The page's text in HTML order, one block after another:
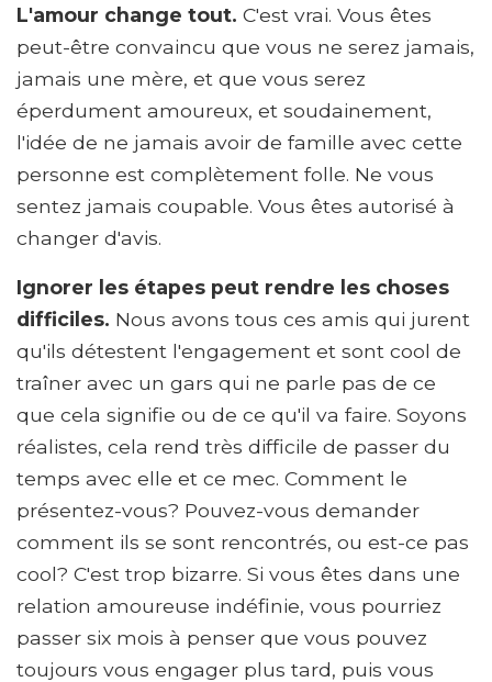
L'amour change tout. C'est vrai. Vous êtes
peut-être convaincu que vous ne serez jamais,
jamais une mère, et que vous serez
éperdument amoureux, et soudainement,
l'idée de ne jamais avoir de famille avec cette
personne est complètement folle. Ne vous
sentez jamais coupable. Vous êtes autorisé à
changer d'avis.
Ignorer les étapes peut rendre les choses
difficiles. Nous avons tous ces amis qui jurent
qu'ils détestent l'engagement et sont cool de
traîner avec un gars qui ne parle pas de ce
que cela signifie ou de ce qu'il va faire. Soyons
réalistes, cela rend très difficile de passer du
temps avec elle et ce mec. Comment le
présentez-vous? Pouvez-vous demander
comment ils se sont rencontrés, ou est-ce pas
cool? C'est trop bizarre. Si vous êtes dans une
relation amoureuse indéfinie, vous pourriez
passer six mois à penser que vous pouvez
toujours vous engager plus tard, puis vous